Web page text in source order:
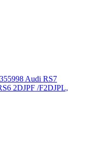
Audi RS7
2DJPF /F2DJPL,